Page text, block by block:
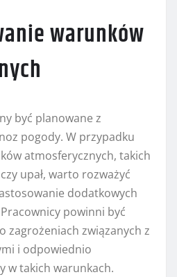
warunków
być planowane z
pogody. W przypadku
atmosferycznych, takich
upał, warto rozważyć
dodatkowych
powinni być
zagrożeniach związanych z
i odpowiednio
w takich warunkach.